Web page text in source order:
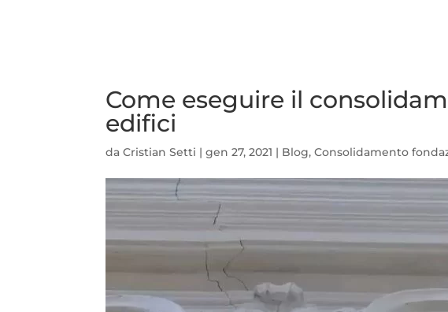
Come eseguire il
edifici
daCristian Setti |gen 27, 2021 | Blog,Consolidamento